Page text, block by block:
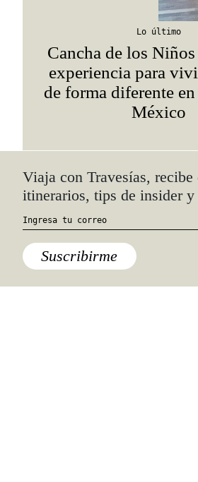
Lo último
Cancha de los
experiencia para
de forma diferente
México
Quiénes somos
Anúnciate con